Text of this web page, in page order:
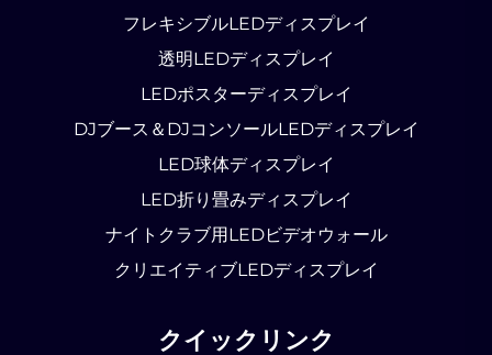
フレキシブルLEDディスプレイ
透明LEDディスプレイ
LEDポスターディスプレイ
DJブース＆DJコンソールLEDディスプレイ
LED球体ディスプレイ
LED折り畳みディスプレイ
ナイトクラブ用LEDビデオウォール
クリエイティブLEDディスプレイ
クイックリンク